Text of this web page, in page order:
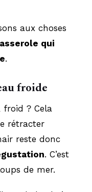
aux choses
qui
.
froide
froid ? Cela
rétracter
reste donc
. C’est
de mer.